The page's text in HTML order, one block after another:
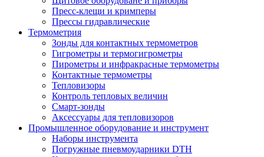
Пресс-клещи и кримперы
Прессы гидравлические
Термометрия
Зонды для контактных термометров
Гигрометры и термогигрометры
Пирометры и инфракрасные термометры
Контактные термометры
Тепловизоры
Контроль тепловых величин
Смарт-зонды
Аксессуары для тепловизоров
Промышленное оборудование и инструмент
Наборы инструмента
Погружные пневмоударники DTH